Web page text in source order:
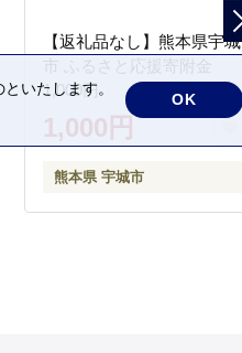
【返礼品なし】熊本県宇城
市 ふるさと応援寄附金
1,000円
1,000円
熊本県 宇城市
いたします。
OK